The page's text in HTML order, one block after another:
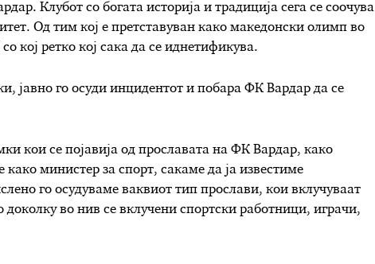
Клубот со богата историја и традиција сега се соочува
Од тим кој е претставуван како македонски олимп во
кој ретко кој сака да се иднетификува.
јавно го осуди инцидентот и побара ФК Вардар да се
кои се појавија од прославата на ФК Вардар, како
министер за спорт, сакаме да ја известиме
го осудуваме ваквиот тип прослави, кои вклучуваат
доколку во нив се вклучени спортски работници, играчи,